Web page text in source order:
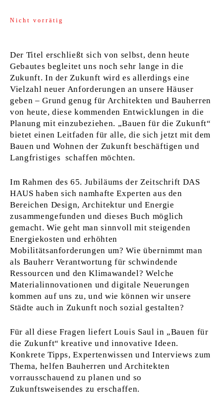
Nicht vorrätig
Der Titel erschließt sich von selbst, denn heute
Gebautes begleitet uns noch sehr lange in die
Zukunft. In der Zukunft wird es allerdings eine
Vielzahl neuer Anforderungen an unsere Häuser
geben – Grund genug für Architekten und Bauherren
von heute, diese kommenden Entwicklungen in die
Planung mit einzubeziehen. „Bauen für die Zukunft“
bietet einen Leitfaden für alle, die sich jetzt mit dem
Bauen und Wohnen der Zukunft beschäftigen und
Langfristiges schaffen möchten.
Im Rahmen des 65. Jubiläums der Zeitschrift DAS
HAUS haben sich namhafte Experten aus den
Bereichen Design, Architektur und Energie
zusammengefunden und dieses Buch möglich
gemacht. Wie geht man sinnvoll mit steigenden
Energiekosten und erhöhten
Mobilitätsanforderungen um? Wie übernimmt man
als Bauherr Verantwortung für schwindende
Ressourcen und den Klimawandel? Welche
Materialinnovationen und digitale Neuerungen
kommen auf uns zu, und wie können wir unsere
Städte auch in Zukunft noch sozial gestalten?
Für all diese Fragen liefert Louis Saul in „Bauen für
die Zukunft“ kreative und innovative Ideen.
Konkrete Tipps, Expertenwissen und Interviews zum
Thema, helfen Bauherren und Architekten
vorrausschauend zu planen und so
Zukunftsweisendes zu erschaffen.